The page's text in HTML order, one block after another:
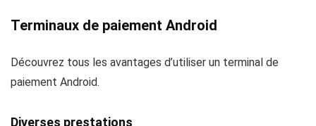
Terminaux de paiement Android
Découvrez tous les avantages d’utiliser un terminal de
paiement Android.
Diverses prestations